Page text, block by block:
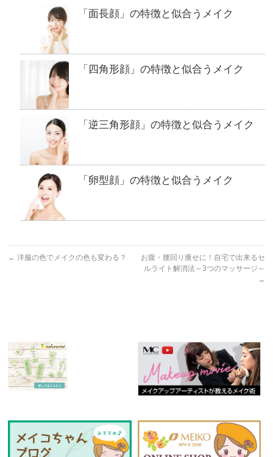
「面長顔」の特徴と似合うメイク
「四角形顔」の特徴と似合うメイク
「逆三角形顔」の特徴と似合うメイク
「卵型顔」の特徴と似合うメイク
← 洋服の色でメイクの色も変わる？
お腹・腰回り痩せに！自宅で出来るセ
ルライト解消法～3つのマッサージ～
→